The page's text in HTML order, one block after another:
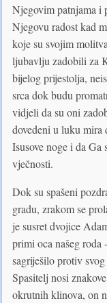
Njegovim patnjama i
Njegovu radost kad
koje su svojim
ljubavlju zadobili za
bijelog prijestolja,
srca dok budu
vidjeli da su oni
dovedeni u luku mira
Isusove noge i da
vječnosti.
Dok su spašeni
gradu, zrakom se
je susret dvojice
primi oca našeg
sagriješilo protiv
Spasitelj nosi
okrutnih klinova, on